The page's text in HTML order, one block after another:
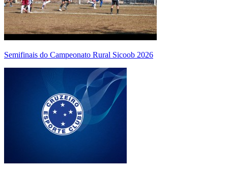
Semifinais do Campeonato Rural Sicoob 2026